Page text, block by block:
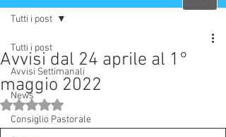
Tutti i post
Avvisi Settimanali
News
Consiglio Pastorale
Tutti i post
Avvisi dal 24 aprile al 1°
maggio 2022
Valutazione NaN stelle su 5.